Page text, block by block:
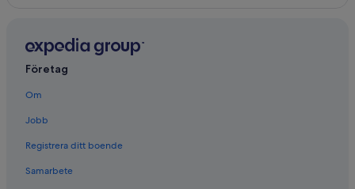
Företag
Om
Jobb
Registrera ditt boende
Samarbete